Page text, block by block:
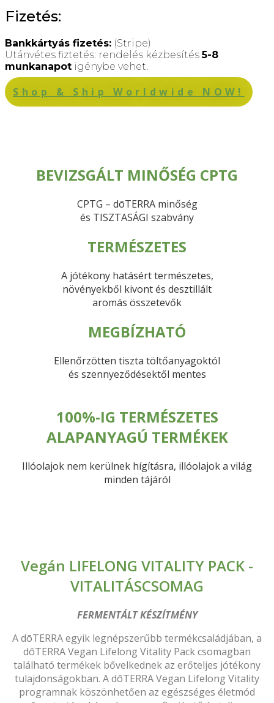
Fizetés:
Bankkártyás fizetés: (Stripe)
Utánvétes fiztetés: rendelés kézbesítés5-8
munkanapot igénybe vehet.
Shop & Ship Worldwide NOW!
BEVIZSGÁLT MINŐSÉG CPTG
CPTG – dōTERRA minőség
és TISZTASÁGI szabvány
TERMÉSZETES
A jótékony hatásért természetes,
növényekből kivont és desztillált
aromás összetevők
MEGBÍZHATÓ
Ellenőrzötten tiszta töltőanyagoktól
és szennyeződésektől mentes
100%-IG TERMÉSZETES
ALAPANYAGÚ TERMÉKEK
Illóolajok nem kerülnek hígításra, illóolajok a világ
minden tájáról
Vegán LIFELONG VITALITY PACK -
VITALITÁSCSOMAG
FERMENTÁLT KÉSZÍTMÉNY
A dōTERRA egyik legnépszerűbb termékcsaládjában, a
dōTERRA Vegan Lifelong Vitality Pack csomagban
található termékek bővelkednek az erőteljes jótékony
tulajdonságokban. A dōTERRA Vegan Lifelong Vitality
programnak köszönhetően az egészséges életmód